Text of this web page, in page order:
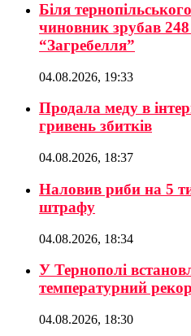
Біля
чиновник зрубав
“Загребелля”
04.08.2026, 19:33
Продала меду в
гривень збитків
04.08.2026, 18:37
Наловив риби на 5
штрафу
04.08.2026, 18:34
У Тернополі
температурний
04.08.2026, 18:30